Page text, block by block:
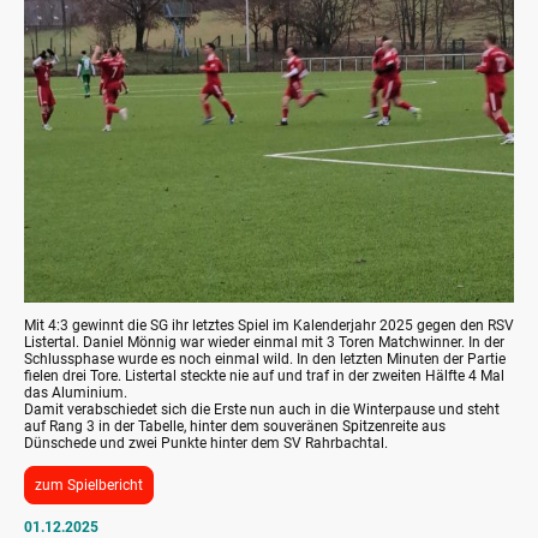
Mit 4:3 gewinnt die SG ihr letztes Spiel im Kalenderjahr 2025 gegen den RSV
Listertal. Daniel Mönnig war wieder einmal mit 3 Toren Matchwinner. In der
Schlussphase wurde es noch einmal wild. In den letzten Minuten der Partie
fielen drei Tore. Listertal steckte nie auf und traf in der zweiten Hälfte 4 Mal
das Aluminium.
Damit verabschiedet sich die Erste nun auch in die Winterpause und steht
auf Rang 3 in der Tabelle, hinter dem souveränen Spitzenreite aus
Dünschede und zwei Punkte hinter dem SV Rahrbachtal.
zum Spielbericht
01.12.2025